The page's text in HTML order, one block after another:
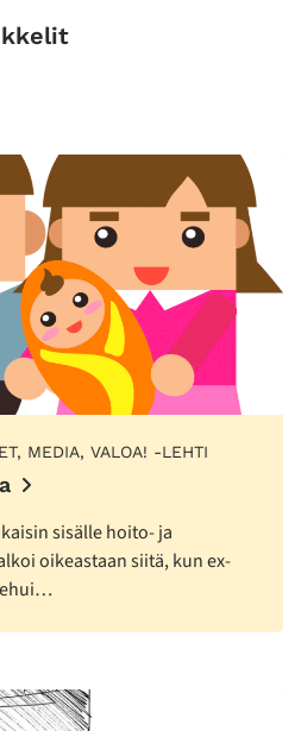
MEDIA, VALOA! -LEHTI
sisälle hoito- ja
oikeastaan siitä, kun ex-